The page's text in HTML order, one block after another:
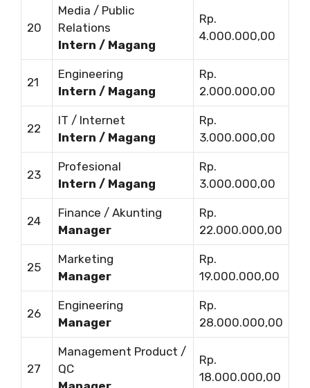
20
Media / Public
Relations
Intern / Magang
Rp.
4.000.000,00
21
Engineering
Intern / Magang
Rp.
2.000.000,00
22
IT / Internet
Intern / Magang
Rp.
3.000.000,00
23
Profesional
Intern / Magang
Rp.
3.000.000,00
24
Finance / Akunting
Manager
Rp.
22.000.000,00
25
Marketing
Manager
Rp.
19.000.000,00
26
Engineering
Manager
Rp.
28.000.000,00
27
Management Product /
QC
Rp.
18.000.000,00